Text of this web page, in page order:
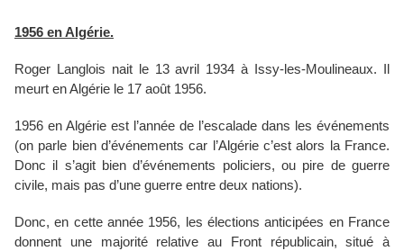
1956 en Algérie.
Roger Langlois nait le 13 avril 1934 à Issy-les-Moulineaux. Il
meurt en Algérie le 17 août 1956.
1956 en Algérie est l’année de l’escalade dans les événements
(on parle bien d’événements car l’Algérie c’est alors la France.
Donc il s’agit bien d’événements policiers, ou pire de guerre
civile, mais pas d’une guerre entre deux nations).
Donc, en cette année 1956, les élections anticipées en France
donnent une majorité relative au Front républicain, situé à